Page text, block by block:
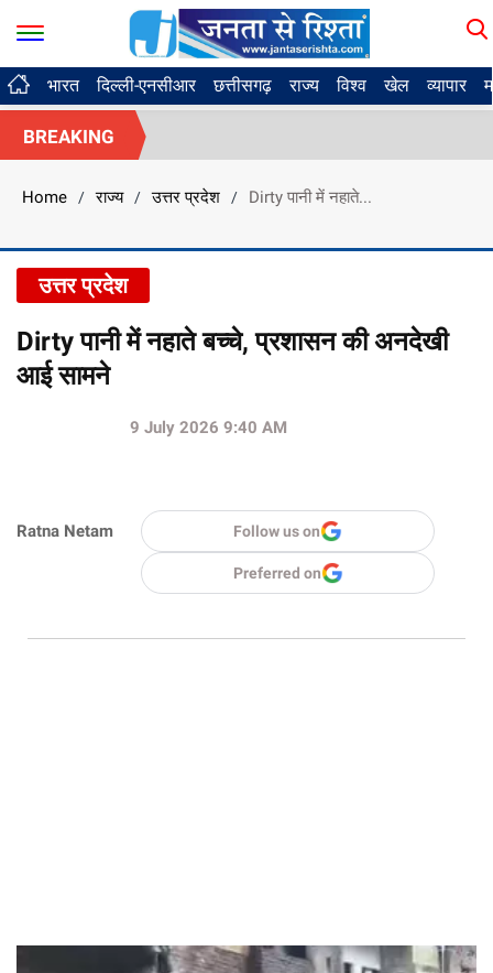
भारत दिल्ली-एनसीआर छत्तीसगढ़ राज्य विश्व खेल व्यापार
BREAKING
Home / राज्य / उत्तर प्रदेश / Dirty पानी में नहाते...
उत्तर प्रदेश
Dirty पानी में नहाते बच्चे, प्रशासन की अनदेखी
आई सामने
Ratna Netam
9 July 2026 9:40 AM
Follow us on
Preferred on